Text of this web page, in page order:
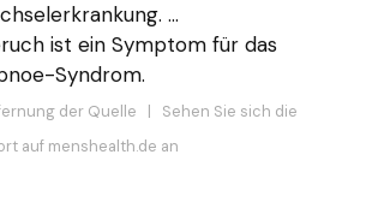
...
ist ein Symptom für das
Syndrom.
der Quelle | Sehen Sie sich die
auf menshealth.de an